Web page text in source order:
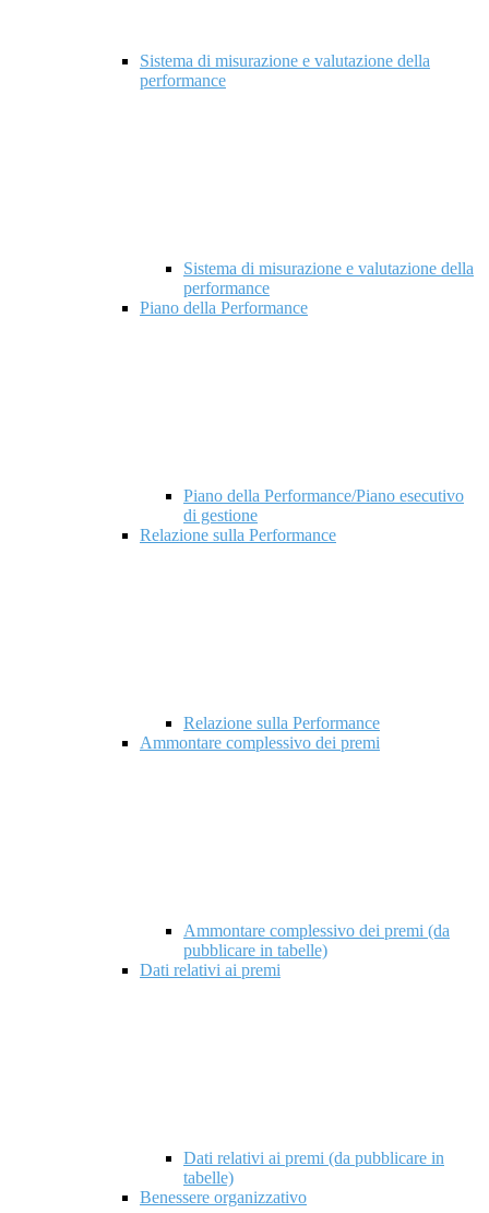
Sistema di misurazione e valutazione della
performance
Sistema di misurazione e valutazione della
performance
Piano della Performance
Piano della Performance/Piano esecutivo
di gestione
Relazione sulla Performance
Relazione sulla Performance
Ammontare complessivo dei premi
Ammontare complessivo dei premi (da
pubblicare in tabelle)
Dati relativi ai premi
Dati relativi ai premi (da pubblicare in
tabelle)
Benessere organizzativo